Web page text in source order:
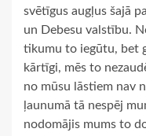
svētīgus augļus šajā
un Debesu valstību.
tikumu to iegūtu, bet
kārtīgi, mēs to
no mūsu lāstiem nav
ļaunumā tā nespēj
nodomājis mums to